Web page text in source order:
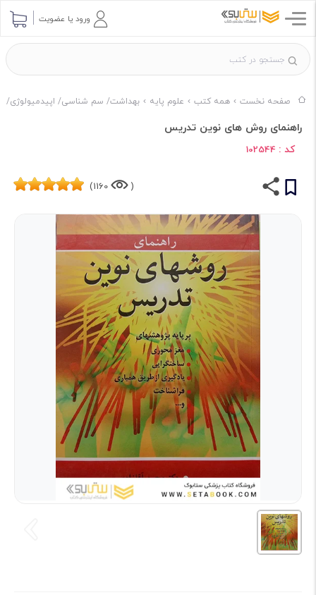
ورود یا عضویت
صفحه نخست همه کتب علوم پایه بهداشت/ سم شناسی/ اپیدمیولوژی/
راهنمای روش های نوین تدریس
کد : 102544
(
1160)